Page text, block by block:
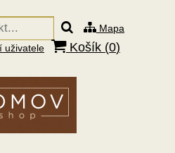
Mapa
uživatele Košík (0)